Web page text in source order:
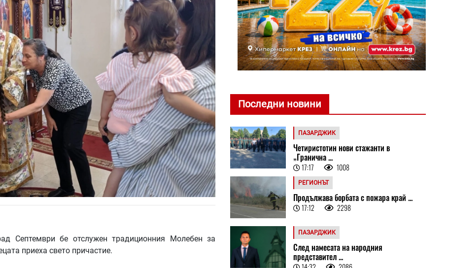
бе отслужен традиционния Молебен за
приеха свето причастие.
Последни новини
ПАЗАРДЖИК
Четиристотин нови стажанти в
„Гранична ...
17:17 1008
РЕГИОНЪТ
Продължава борбата с пожара край ...
17:12 2298
ПАЗАРДЖИК
След намесата на народния
представител ...